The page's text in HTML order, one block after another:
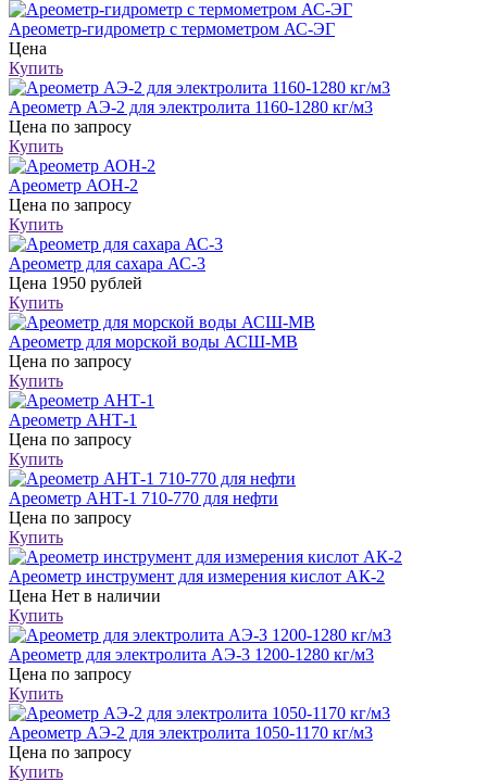
Ареометр-гидрометр с термометром АС-ЭГ
Цена
Купить
Ареометр АЭ-2 для электролита 1160-1280 кг/м3
Цена по запросу
Купить
Ареометр АОН-2
Цена по запросу
Купить
Ареометр для сахара АС-3
Цена 1950 рублей
Купить
Ареометр для морской воды АСШ-МВ
Цена по запросу
Купить
Ареометр АНТ-1
Цена по запросу
Купить
Ареометр АНТ-1 710-770 для нефти
Цена по запросу
Купить
Ареометр инструмент для измерения кислот АК-2
Цена Нет в наличии
Купить
Ареометр для электролита АЭ-3 1200-1280 кг/м3
Цена по запросу
Купить
Ареометр АЭ-2 для электролита 1050-1170 кг/м3
Цена по запросу
Купить